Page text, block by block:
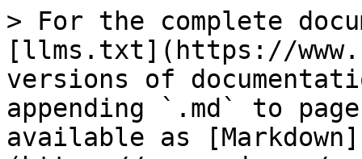
> For the complete
[llms.txt](https://
versions of
appending `.md` to
available as [Markdown]